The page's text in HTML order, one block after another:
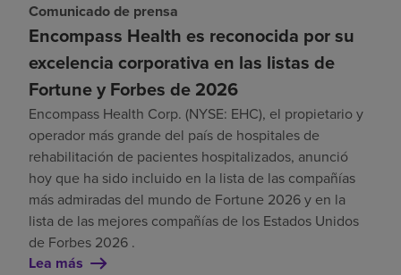
Comunicado de prensa
Encompass Health es reconocida por su
excelencia corporativa en las listas de
Fortune y Forbes de 2026
Encompass Health Corp. (NYSE: EHC), el propietario y
operador más grande del país de hospitales de
rehabilitación de pacientes hospitalizados, anunció
hoy que ha sido incluido en la lista de las compañías
más admiradas del mundo de Fortune 2026 y en la
lista de las mejores compañías de los Estados Unidos
de Forbes 2026 .
Lea más